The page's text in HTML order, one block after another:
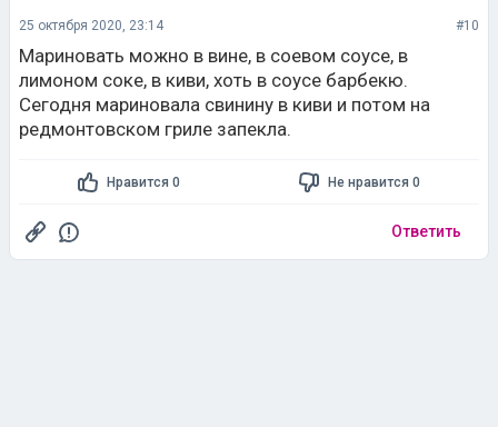
25 октября 2020, 23:14 #10
Мариновать можно в вине, в соевом соусе, в
лимоном соке, в киви, хоть в соусе барбекю.
Сегодня мариновала свинину в киви и потом на
редмонтовском гриле запекла.
Нравится 0 Не нравится 0
Ответить